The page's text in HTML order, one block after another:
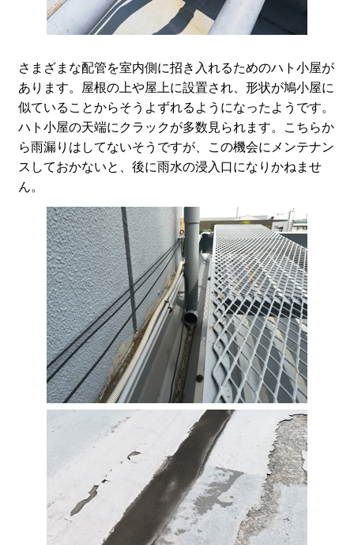
さまざまな配管を室内側に招き入れるためのハト小屋が
あります。屋根の上や屋上に設置され、形状が鳩小屋に
似ていることからそうよずれるようになったようです。
ハト小屋の天端にクラックが多数見られます。こちらか
ら雨漏りはしてないそうですが、この機会にメンテナン
スしておかないと、後に雨水の浸入口になりかねませ
ん。